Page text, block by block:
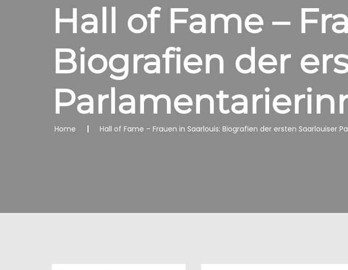
Hall of Fame –
Biografien der
Home Hall of Fame – Frauen in Saarlouis: Biografien der ersten Saarlouiser